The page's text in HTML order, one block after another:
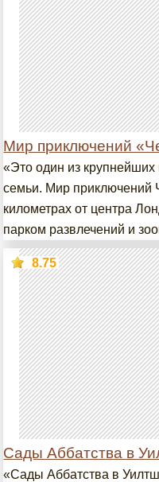
Мир приключений
«Это один из крупнейших
семьи. Мир приключений
километрах от центра
парком развлечений и
Сады Аббатства в
8.75
«Сады Аббатства в